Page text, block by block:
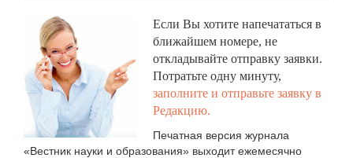
Если Вы хотите напечататься в
ближайшем номере, не
откладывайте отправку заявки.
Потратьте одну минуту,
заполните и отправьте заявку в
Редакцию.
Печатная версия журнала
«Вестник науки и образования» выходит ежемесячно